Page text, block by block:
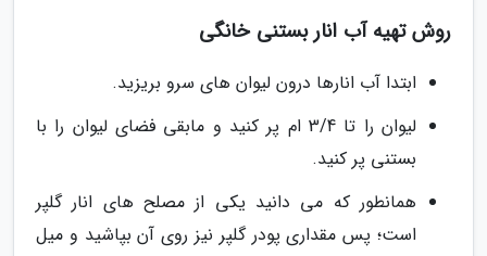
روش تهیه آب انار بستنی خانگی
ابتدا آب انارها درون لیوان های سرو بریزید.
لیوان را تا 3/4 ام پر کنید و مابقی فضای لیوان را با
بستنی پر کنید.
همانطور که می دانید یکی از مصلح های انار گلپر
است؛ پس مقداری پودر گلپر نیز روی آن بپاشید و میل